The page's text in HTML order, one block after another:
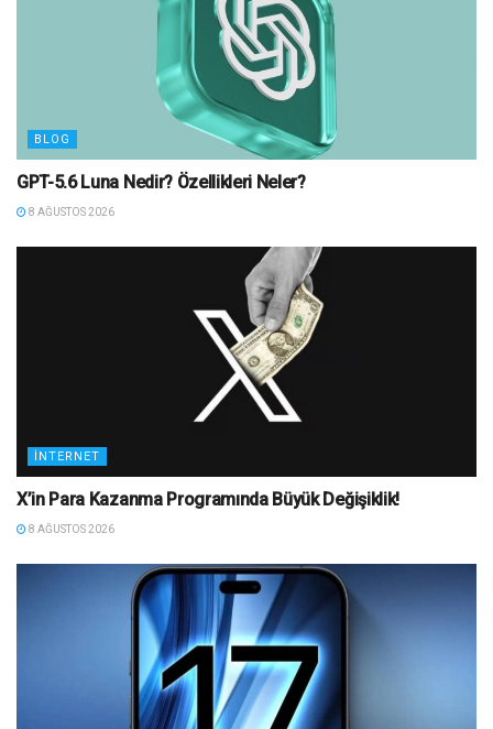
BLOG
GPT-5.6 Luna Nedir? Özellikleri Neler?
8 AĞUSTOS 2026
İNTERNET
X’in Para Kazanma Programında Büyük Değişiklik!
8 AĞUSTOS 2026